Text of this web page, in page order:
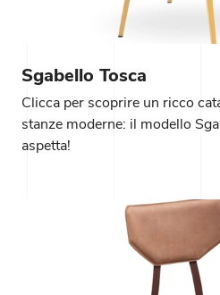
Sgabello Tosca
Clicca per scoprire un ricco
stanze moderne: il modello
aspetta!